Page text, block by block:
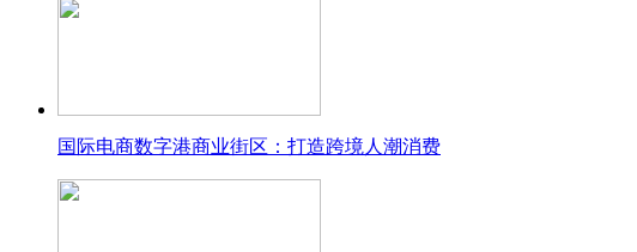
国际电商数字港商业街区：打造跨境人潮消费